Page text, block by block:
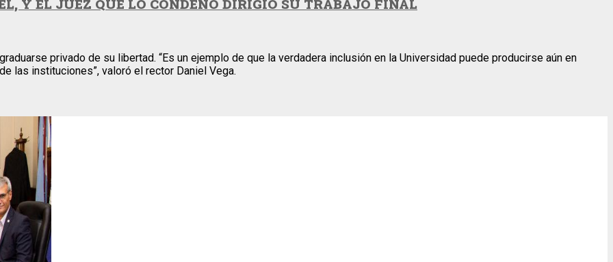
Y EL JUEZ QUE LO CONDENÓ DIRIGIÓ SU TRABAJO FINAL
privado de su libertad. “Es un ejemplo de que la verdadera inclusión en la Universidad puede producirse aún en
las instituciones”, valoró el rector Daniel Vega.